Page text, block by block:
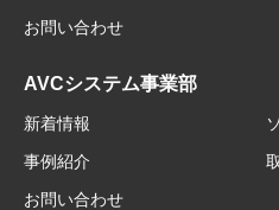
お問い合わせ
AVCシステム事業部
新着情報
事例紹介
お問い合わせ